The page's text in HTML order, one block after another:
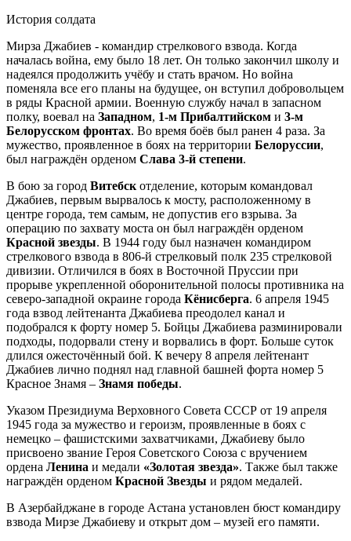
История солдата
Мирза Джабиев - командир стрелкового взвода. Когда
началась война, ему было 18 лет. Он только закончил школу и
надеялся продолжить учёбу и стать врачом. Но война
поменяла все его планы на будущее, он вступил добровольцем
в ряды Красной армии. Военную службу начал в запасном
полку, воевал на Западном, 1-м Прибалтийском и 3-м
Белорусском фронтах. Во время боёв был ранен 4 раза. За
мужество, проявленное в боях на территории Белоруссии,
был награждён орденом Слава 3-й степени.
В бою за город Витебск отделение, которым командовал
Джабиев, первым вырвалось к мосту, расположенному в
центре города, тем самым, не допустив его взрыва. За
операцию по захвату моста он был награждён орденом
Красной звезды. В 1944 году был назначен командиром
стрелкового взвода в 806-й стрелковый полк 235 стрелковой
дивизии. Отличился в боях в Восточной Пруссии при
прорыве укрепленной оборонительной полосы противника на
северо-западной окраине города Кёнисберга. 6 апреля 1945
года взвод лейтенанта Джабиева преодолел канал и
подобрался к форту номер 5. Бойцы Джабиева разминировали
подходы, подорвали стену и ворвались в форт. Больше суток
длился ожесточённый бой. К вечеру 8 апреля лейтенант
Джабиев лично поднял над главной башней форта номер 5
Красное Знамя – Знамя победы.
Указом Президиума Верховного Совета СССР от 19 апреля
1945 года за мужество и героизм, проявленные в боях с
немецко – фашистскими захватчиками, Джабиеву было
присвоено звание Героя Советского Союза с вручением
ордена Ленина и медали «Золотая звезда». Также был также
награждён орденом Красной Звезды и рядом медалей.
В Азербайджане в городе Астана установлен бюст командиру
взвода Мирзе Джабиеву и открыт дом – музей его памяти.